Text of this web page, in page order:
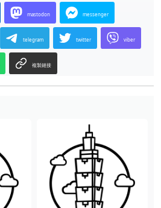
mastodon messenger
telegram twitter viber
複製鏈接